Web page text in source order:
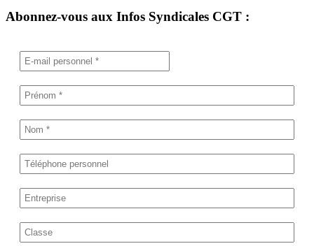
Abonnez-vous aux Infos Syndicales CGT :